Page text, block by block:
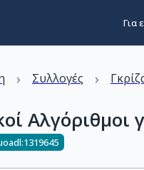
Για
› Συλλογές ›